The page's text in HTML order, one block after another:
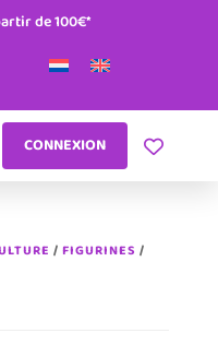
de 100€*
CONNEXION
/ FIGURINES /